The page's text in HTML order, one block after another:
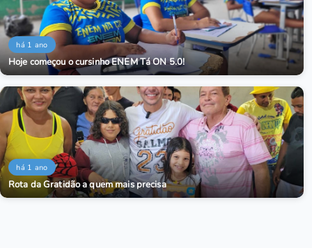
há 1 ano
Hoje começou o cursinho ENEM Tá ON 5.0!
há 1 ano
Rota da Gratidão a quem mais precisa